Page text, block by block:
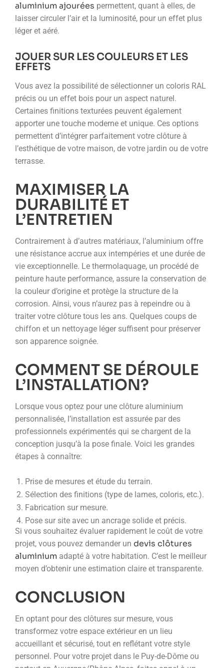
aluminium ajourées permettent, quant à elles, de
laisser circuler l’air et la luminosité, pour un effet plus
léger et aéré.
JOUER SUR LES COULEURS ET LES
EFFETS
Vous avez la possibilité de sélectionner un coloris RAL
précis ou un effet bois pour un aspect naturel.
Certaines finitions texturées peuvent également
apporter une touche moderne et unique. Ces options
permettent d’intégrer parfaitement votre clôture à
l’esthétique de votre maison, de votre jardin ou de votre
terrasse.
MAXIMISER LA
DURABILITÉ ET
L’ENTRETIEN
Contrairement à d’autres matériaux, l’aluminium offre
une résistance accrue aux intempéries et une durée de
vie exceptionnelle. Le thermolaquage, un procédé de
peinture haute performance, assure la conservation de
la couleur d’origine et protège la structure de la
corrosion. Ainsi, vous n’aurez pas à repeindre ou à
traiter votre clôture tous les ans. Quelques coups de
chiffon et un nettoyage léger suffisent pour préserver
son apparence soignée.
COMMENT SE DÉROULE
L’INSTALLATION?
Lorsque vous optez pour une clôture aluminium
personnalisée, l’installation est assurée par des
professionnels expérimentés qui se chargent de la
conception jusqu’à la pose finale. Voici les grandes
étapes à connaître:
Prise de mesures et étude du terrain.
Sélection des finitions (type de lames, coloris, etc.).
Fabrication sur mesure.
Pose sur site avec un ancrage solide et précis.
Si vous souhaitez évaluer rapidement le coût de votre
projet, vous pouvez demander un devis clôtures
aluminium adapté à votre habitation. C’est le meilleur
moyen d’obtenir une estimation claire et transparente.
CONCLUSION
En optant pour des clôtures sur mesure, vous
transformez votre espace extérieur en un lieu
accueillant et sécurisé, tout en reflétant votre style
personnel. Pour votre projet dans le Puy-de-Dôme ou